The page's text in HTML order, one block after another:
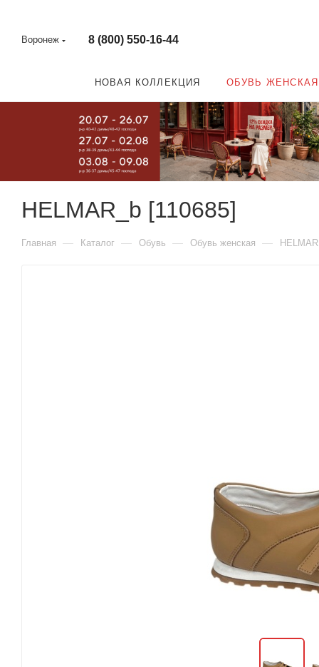
Воронеж 8 (800) 550-16-44
НОВАЯ КОЛЛЕКЦИЯ ОБУВЬ ЖЕНСКАЯ
HELMAR_b [110685]
Главная — Каталог — Обувь — Обувь женская — HELMAR